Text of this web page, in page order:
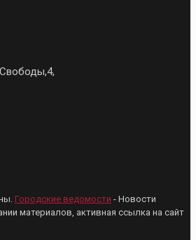
Городские ведомости - Новости
материалов, активная ссылка на сайт